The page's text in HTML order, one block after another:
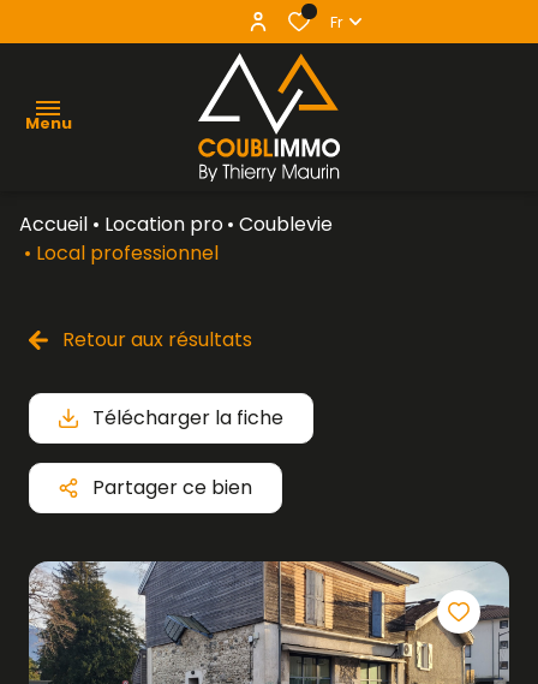
Fr
Menu
agence
vendre
louer
contact
Accueil Location pro
Coublevie
Local professionnel
Retour aux résultats
Télécharger la fiche
Partager ce bien